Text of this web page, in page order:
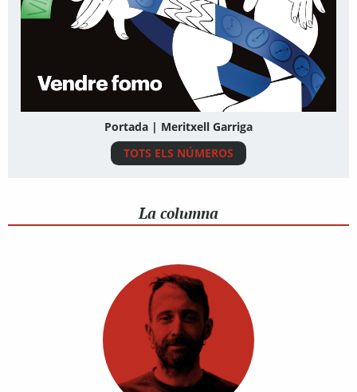
Portada | Meritxell Garriga
TOTS ELS NÚMEROS
La columna